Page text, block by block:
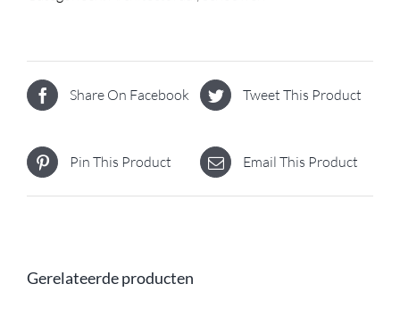
Share On Facebook Tweet This Product
Pin This Product Email This Product
Gerelateerde producten